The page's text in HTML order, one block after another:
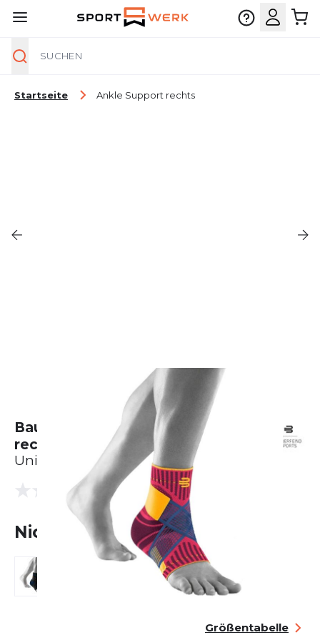
Startseite Ankle Support rechts
Bauerfeind Sports Ankle Support
rechts
Unisex
0.0 (0 Bewertungen)
Nicht lieferbar
Größentabelle